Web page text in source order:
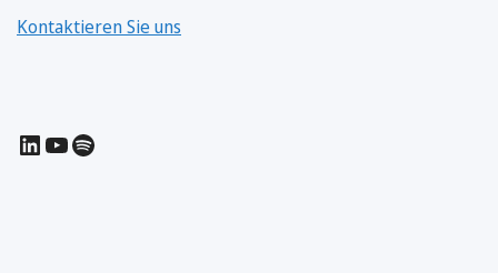
Kontaktieren Sie uns
LinkedIn
YouTube
Spotify